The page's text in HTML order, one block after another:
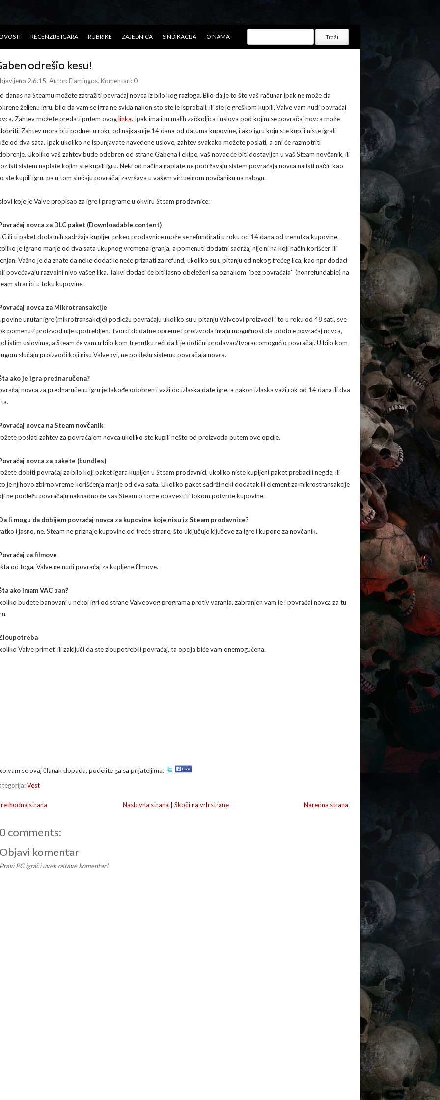
RECENZIJE IGARA RUBRIKE ZAJEDNICA SINDIKACIJA O NAMA
odrešio kesu!
2.6.15, Autor:Flamingos, Komentari: 0
danas na Steamu možete zatražiti povraćaj novca iz bilo kog razloga. Bilo da je to što vaš računar ipak ne može da
željenu igru, bilo da vam se igra ne sviđa nakon sto ste je isprobali, ili ste je greškom kupili, Valve vam nudi povraćaj
Zahtev možete predati putem ovoglinka. Ipak ima i tu malih začkoljica i uslova pod kojim se povračaj novca može
Zahtev mora biti podnet u roku od najkasnije 14 dana od datuma kupovine, i ako igru koju ste kupili niste igrali
od dva sata. Ipak ukoliko ne ispunjavate navedene uslove, zahtev svakako možete poslati, a oni će razmotriti
Ukoliko vaš zahtev bude odobren od strane Gabena i ekipe, vaš novac će biti dostavljen u vaš Steam novčanik, ili
isti sistem naplate kojim ste kupili igru. Neki od načina naplate ne podržavaju sistem povraćaja novca na isti način kao
ste kupili igru, pa u tom slučaju povračaj završava u vašem virtuelnom novčaniku na nalogu.
koje je Valve propisao za igre i programe u okviru Steam prodavnice:
novca za DLC paket (Downloadable content)
ili ti paket dodatnih sadržaja kupljen prkeo prodavnice može se refundirati u roku od 14 dana od trenutka kupovine,
je igrano manje od dva sata ukupnog vremena igranja, a pomenuti dodatni sadržaj nije ni na koji način korišćen ili
Važno je da znate da neke dodatke neće priznati za refund, ukoliko su u pitanju od nekog trećeg lica, kao npr dodaci
povećavaju razvojni nivo vašeg lika. Takvi dodaci će biti jasno obeleženi sa oznakom ''bez povraćaja'' (nonrefundable) na
stranici u toku kupovine.
novca za Mikrotransakcije
unutar igre (mikrotransakcije) podležu povraćaju ukoliko su u pitanju Valveovi proizvodi i to u roku od 48 sati, sve
pomenuti proizvod nije upotrebljen. Tvorci dodatne opreme i proizvoda imaju mogućnost da odobre povraćaj novca,
istim uslovima, a Steam će vam u bilo kom trenutku reći da li je dotični prodavac/tvorac omogućio povračaj. U bilo kom
slučaju proizvodi koji nisu Valveovi, ne podležu sistemu povračaja novca.
ako je igra prednaručena?
novca za prednaručenu igru je takođe odobren i važi do izlaska date igre, a nakon izlaska važi rok od 14 dana ili dva
novca na Steam novčanik
poslati zahtev za povraćajem novca ukoliko ste kupili nešto od proizvoda putem ove opcije.
novca za pakete (bundles)
dobiti povraćaj za bilo koji paket igara kupljen u Steam prodavnici, ukoliko niste kupljeni paket prebacili negde, ili
je njihovo zbirno vreme korišćenja manje od dva sata. Ukoliko paket sadrži neki dodatak ili element za mikrostransakcije
ne podležu povračaju naknadno će vas Steam o tome obavestiti tokom potvrde kupovine.
li mogu da dobijem povraćaj novca za kupovine koje nisu iz Steam prodavnice?
i jasno, ne. Steam ne priznaje kupovine od treće strane, što uključuje ključeve za igre i kupone za novčanik.
za filmove
od toga, Valve ne nudi povraćaj za kupljene filmove.
ako imam VAC ban?
budete banovani u nekoj igri od strane Valveovog programa protiv varanja, zabranjen vam je i povraćaj novca za tu
Valve primeti ili zaključi da ste zloupotrebili povraćaj, ta opcija biće vam onemogućena.
vam se ovaj članak dopada, podelite ga sa prijateljima:
Vest
Naredna strana
strana Naslovna strana Skoči na vrh strane
0 comments:
Objavi komentar
Pravi PC igrači uvek ostave komentar!